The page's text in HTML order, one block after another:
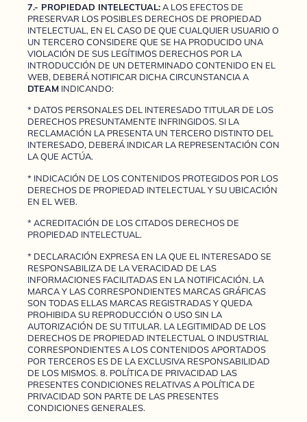
7.- PROPIEDAD INTELECTUAL:A LOS EFECTOS DE
PRESERVAR LOS POSIBLES DERECHOS DE PROPIEDAD
INTELECTUAL, EN EL CASO DE QUE CUALQUIER USUARIO O
UN TERCERO CONSIDERE QUE SE HA PRODUCIDO UNA
VIOLACIÓN DE SUS LEGÍTIMOS DERECHOS POR LA
INTRODUCCIÓN DE UN DETERMINADO CONTENIDO EN EL
WEB, DEBERÁ NOTIFICAR DICHA CIRCUNSTANCIA A
DTEAM INDICANDO:
* DATOS PERSONALES DEL INTERESADO TITULAR DE LOS
DERECHOS PRESUNTAMENTE INFRINGIDOS. SI LA
RECLAMACIÓN LA PRESENTA UN TERCERO DISTINTO DEL
INTERESADO, DEBERÁ INDICAR LA REPRESENTACIÓN CON
LA QUE ACTÚA.
* INDICACIÓN DE LOS CONTENIDOS PROTEGIDOS POR LOS
DERECHOS DE PROPIEDAD INTELECTUAL Y SU UBICACIÓN
EN EL WEB.
* ACREDITACIÓN DE LOS CITADOS DERECHOS DE
PROPIEDAD INTELECTUAL.
* DECLARACIÓN EXPRESA EN LA QUE EL INTERESADO SE
RESPONSABILIZA DE LA VERACIDAD DE LAS
INFORMACIONES FACILITADAS EN LA NOTIFICACIÓN. LA
MARCA Y LAS CORRESPONDIENTES MARCAS GRÁFICAS
SON TODAS ELLAS MARCAS REGISTRADAS Y QUEDA
PROHIBIDA SU REPRODUCCIÓN O USO SIN LA
AUTORIZACIÓN DE SU TITULAR. LA LEGITIMIDAD DE LOS
DERECHOS DE PROPIEDAD INTELECTUAL O INDUSTRIAL
CORRESPONDIENTES A LOS CONTENIDOS APORTADOS
POR TERCEROS ES DE LA EXCLUSIVA RESPONSABILIDAD
DE LOS MISMOS. 8. POLÍTICA DE PRIVACIDAD LAS
PRESENTES CONDICIONES RELATIVAS A POLÍTICA DE
PRIVACIDAD SON PARTE DE LAS PRESENTES
CONDICIONES GENERALES.